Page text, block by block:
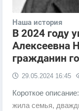
Наша история
В 2024 году
Алексеевна
гражданин
29.05.2024 16:45
Короткое описание:
жила семья,